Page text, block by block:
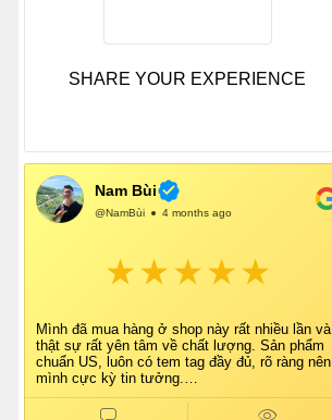
SHARE YOUR EXPERIENCE
Nam Bùi
@NamBùi 4 months ago
Mình đã mua hàng ở shop này rất nhiều lần và
thật sự rất yên tâm về chất lượng. Sản phẩm
chuẩn US, luôn có tem tag đầy đủ, rõ ràng nên
mình cực kỳ tin tưởng.
Shop tư vấn nhiệt tình, giao hàng nhanh, đóng
gói cẩn thận. Mỗi lần mua đều cảm thấy hài